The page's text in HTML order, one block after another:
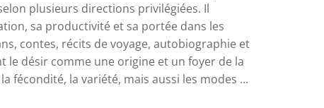
plusieurs directions privilégiées. Il
sa productivité et sa portée dans les
contes, récits de voyage, autobiographie et
le désir comme une origine et un foyer de la
la variété, mais aussi les modes ...